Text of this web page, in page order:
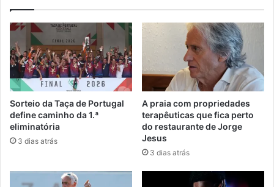
Sorteio da Taça de Portugal
define caminho da 1.ª
eliminatória
3 dias atrás
A praia com propriedades
terapêuticas que fica perto
do restaurante de Jorge
Jesus
3 dias atrás